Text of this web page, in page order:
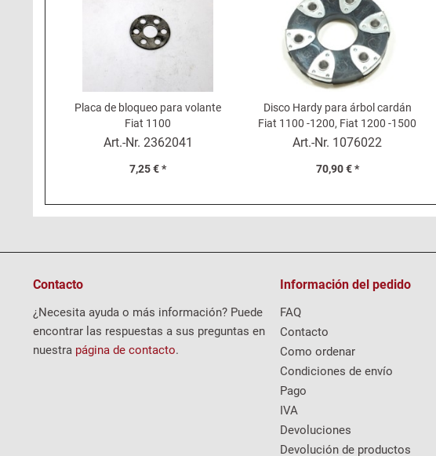
Placa de bloqueo para volante
Fiat 1100
Art.-Nr. 2362041
7,25 € *
Disco Hardy para árbol cardán
Fiat 1100 -1200, Fiat 1200 -1500
Cabrio
Art.-Nr. 1076022
70,90 € *
Contacto
¿Necesita ayuda o más información? Puede
encontrar las respuestas a sus preguntas en
nuestra página de contacto.
Información del pedido
FAQ
Contacto
Como ordenar
Condiciones de envío
Pago
IVA
Devoluciones
Devolución de productos